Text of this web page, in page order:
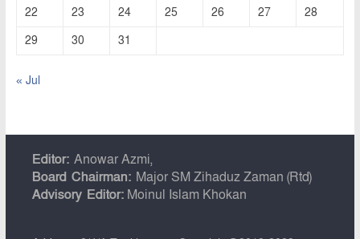
22
23 24 25 26 27
28
29
30 31
« Jul
Editor: Anowar Azmi,
Board Chairman: Major SM Zihaduz Zaman (Rtd)
Advisory Editor:Moinul Islam Khokan